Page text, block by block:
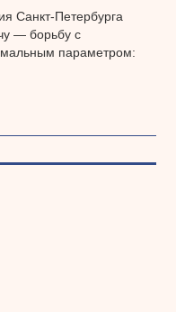
Санкт-Петербурга
— борьбу с
параметром: